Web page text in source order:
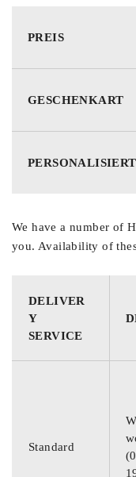
Patenkerzen ist das
Gestaltung und wird
Mit dieserTaufkerze
den besonderen
PREIS
GESCHENKART
We have a number of
you. Availability of
DELIVER
Y
SERVICE
Standard